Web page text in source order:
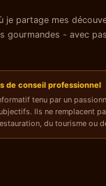
je partage mes
gourmandes - avec
de conseil professionnel
tenu par un
Ils ne remplacent
du tourisme ou